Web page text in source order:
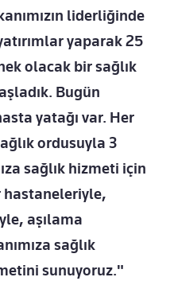
liderliğinde
yaparak 25
olacak bir sağlık
Bugün
yatağı var. Her
ordusuyla 3
sağlık hizmeti için
hastaneleriyle,
aşılama
sağlık
sunuyoruz."